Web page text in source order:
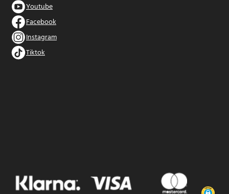
Youtube
Facebook
Instagram
Tiktok